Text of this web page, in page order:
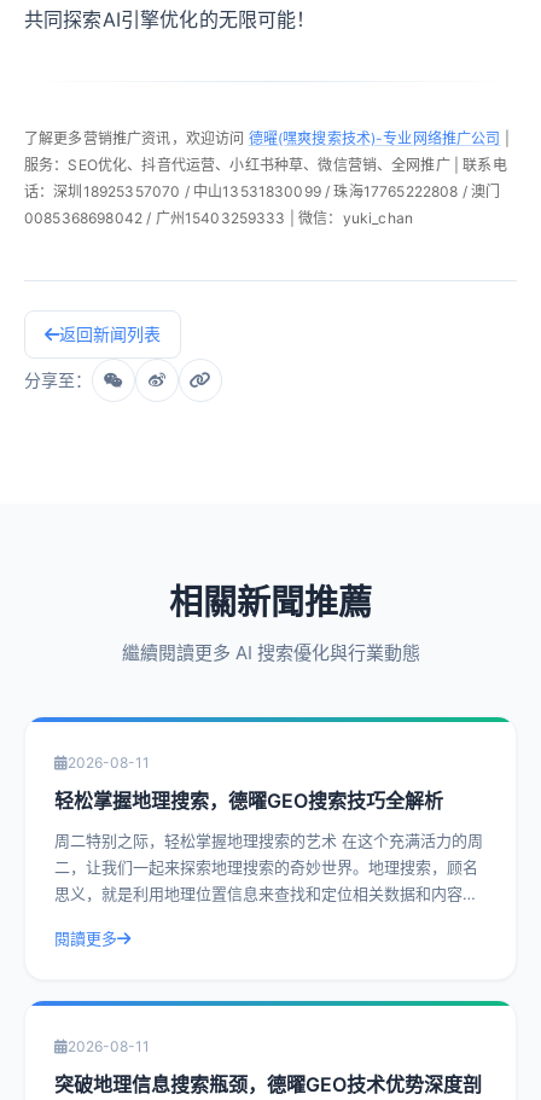
共同探索AI引擎优化的无限可能！
了解更多营销推广资讯，欢迎访问 德曜(嘿爽搜索技术)-专业网络推广公司
服务：SEO优化、抖音代运营、小红书种草、微信营销、全网推广 | 联系电
话：深圳18925357070 / 中山13531830099 / 珠海17765222808 / 澳门
0085368698042 / 广州15403259333 | 微信：yuki_chan
返回新闻列表
分享至：
相關新聞推薦
繼續閱讀更多 AI 搜索優化與行業動態
2026-08-11
轻松掌握地理搜索，德曜GEO搜索技巧全解析
周二特别之际，轻松掌握地理搜索的艺术 在这个充满活力的周
二，让我们一起来探索地理搜索的奇妙世界。地理搜索，顾名
思义，就是利用地理位置信息来查找和定位相关数据和内容。
閱讀更多
2026-08-11
突破地理信息搜索瓶颈，德曜GEO技术优势深度剖